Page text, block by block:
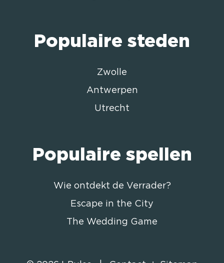
Populaire steden
Zwolle
Antwerpen
Utrecht
Populaire spellen
Wie ontdekt de Verrader?
Escape in the City
The Wedding Game